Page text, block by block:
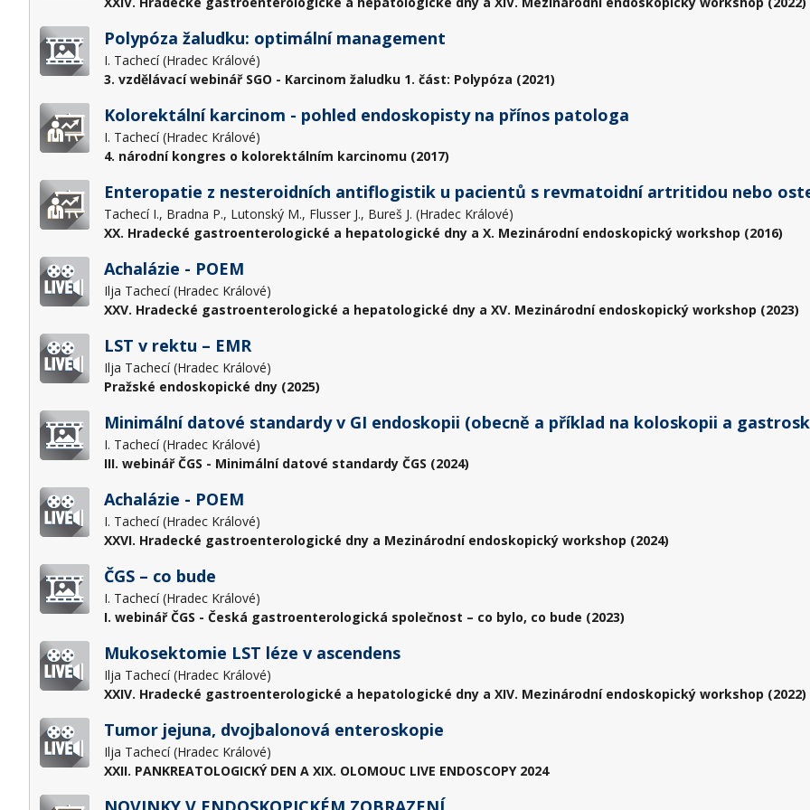
Polypóza žaludku: optimální management
I. Tachecí (Hradec Králové)
3. vzdělávací webinář SGO - Karcinom žaludku 1. část: Polypóza (2021)
Kolorektální karcinom - pohled endoskopisty na přínos patologa
I. Tachecí (Hradec Králové)
4. národní kongres o kolorektálním karcinomu (2017)
Enteropatie z nesteroidních antiflogistik u pacientů s revmatoidní artritidou nebo
Tachecí I., Bradna P., Lutonský M., Flusser J., Bureš J. (Hradec Králové)
XX. Hradecké gastroenterologické a hepatologické dny a X. Mezinárodní endoskopický workshop (2016)
Achalázie - POEM
Ilja Tachecí (Hradec Králové)
XXV. Hradecké gastroenterologické a hepatologické dny a XV. Mezinárodní endoskopický workshop (2023)
LST v rektu – EMR
Ilja Tachecí (Hradec Králové)
Pražské endoskopické dny (2025)
Minimální datové standardy v GI endoskopii (obecně a příklad na koloskopii a
I. Tachecí (Hradec Králové)
III. webinář ČGS - Minimální datové standardy ČGS (2024)
Achalázie - POEM
I. Tachecí (Hradec Králové)
XXVI. Hradecké gastroenterologické dny a Mezinárodní endoskopický workshop (2024)
ČGS – co bude
I. Tachecí (Hradec Králové)
I. webinář ČGS - Česká gastroenterologická společnost – co bylo, co bude (2023)
Mukosektomie LST léze v ascendens
Ilja Tachecí (Hradec Králové)
XXIV. Hradecké gastroenterologické a hepatologické dny a XIV. Mezinárodní endoskopický workshop (2022)
Tumor jejuna, dvojbalonová enteroskopie
Ilja Tachecí (Hradec Králové)
XXII. PANKREATOLOGICKÝ DEN A XIX. OLOMOUC LIVE ENDOSCOPY 2024